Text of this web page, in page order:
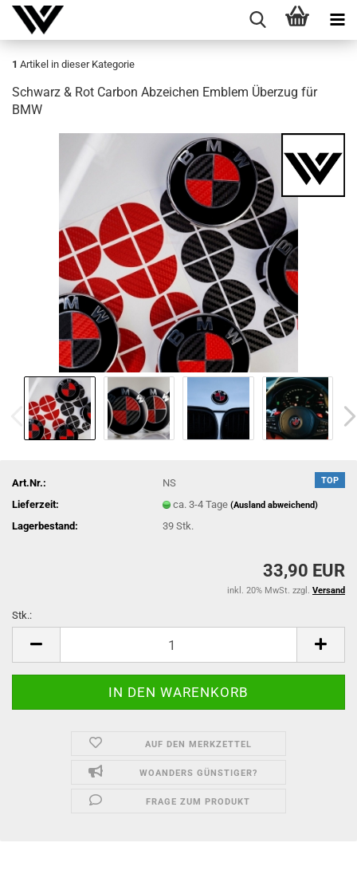
1 Artikel in dieser Kategorie
Schwarz & Rot Car­bon Ab­zei­chen Em­blem Über­zug für
BMW
TOP
Art.Nr.:
NS
Lieferzeit:
ca. 3-4 Tage(Ausland abweichend)
Lagerbestand: 39Stk.
33,90 EUR
inkl. 20% MwSt. zzgl. Versand
Stk.:
AUF DEN MERKZETTEL
WOANDERS GÜNSTIGER?
FRAGE ZUM PRODUKT